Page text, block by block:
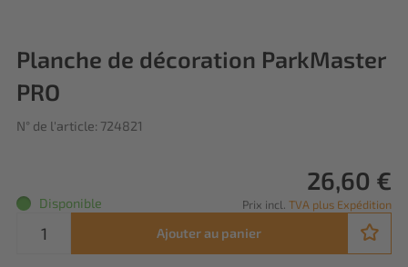
Planche de décoration ParkMaster
PRO
N° de l'article: 724821
26,60 €
Prix incl. TVA plus Expédition
Disponible
Ajouter au panier